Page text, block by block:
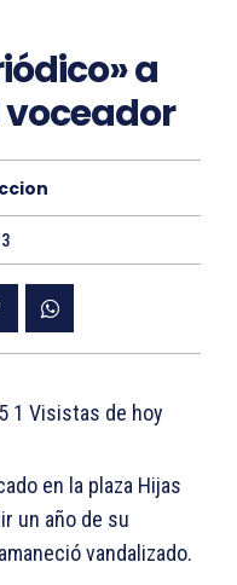
a
1 Visistas de hoy
en la plaza Hijas
un año de su
vandalizado.